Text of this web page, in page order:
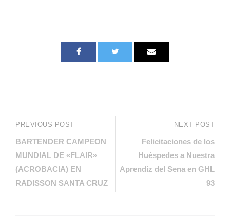
PREVIOUS POST
BARTENDER CAMPEON
MUNDIAL DE «FLAIR»
(ACROBACIA) EN
RADISSON SANTA CRUZ
NEXT POST
Felicitaciones de los
Huéspedes a Nuestra
Aprendiz del Sena en GHL
93